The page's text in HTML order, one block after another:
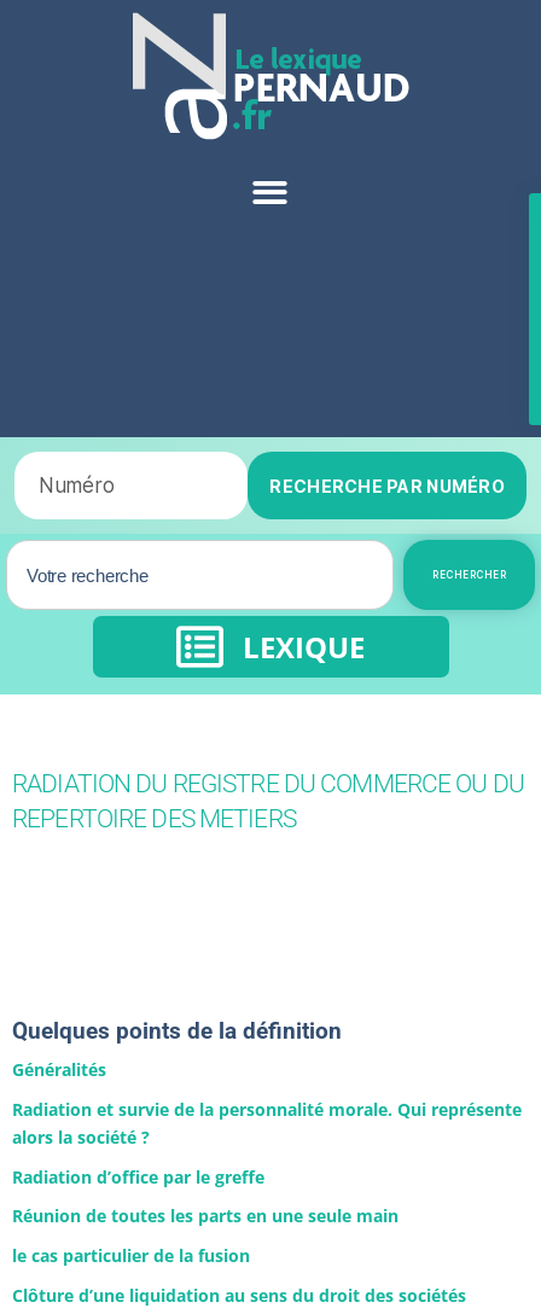
RECHERCHE PAR NUMÉRO
RECHERCHER
LEXIQUE
RADIATION DU REGISTRE DU COMMERCE OU DU
REPERTOIRE DES METIERS
Quelques points de la définition
Généralités
Radiation et survie de la personnalité morale. Qui représente
alors la société ?
Radiation d’office par le greffe
Réunion de toutes les parts en une seule main
le cas particulier de la fusion
Clôture d’une liquidation au sens du droit des sociétés